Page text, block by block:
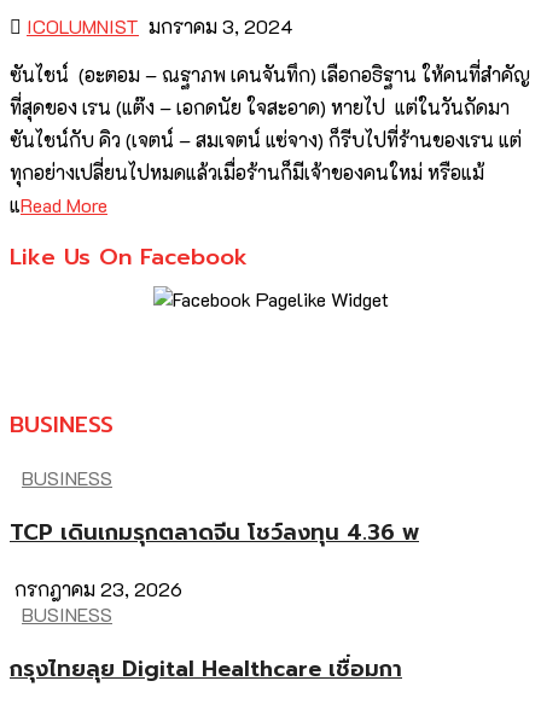
ICOLUMNIST มกราคม 3, 2024
ซันไชน์ (อะตอม – ณฐาภพ เคนจันทึก) เลือกอธิฐาน ให้คนที่สำคัญ
ที่สุดของ เรน (แต๊ง – เอกดนัย ใจสะอาด) หายไป แต่ในวันถัดมา
ซันไชน์กับ คิว (เจตน์ – สมเจตน์ แซ่จาง) ก็รีบไปที่ร้านของเรน แต่
ทุกอย่างเปลี่ยนไปหมดแล้วเมื่อร้านก็มีเจ้าของคนใหม่ หรือแม้
แRead More
Like Us On Facebook
BUSINESS
BUSINESS
TCP เดินเกมรุกตลาดจีน โชว์ลงทุน 4.36 พ
กรกฎาคม 23, 2026
BUSINESS
กรุงไทยลุย Digital Healthcare เชื่อมกา